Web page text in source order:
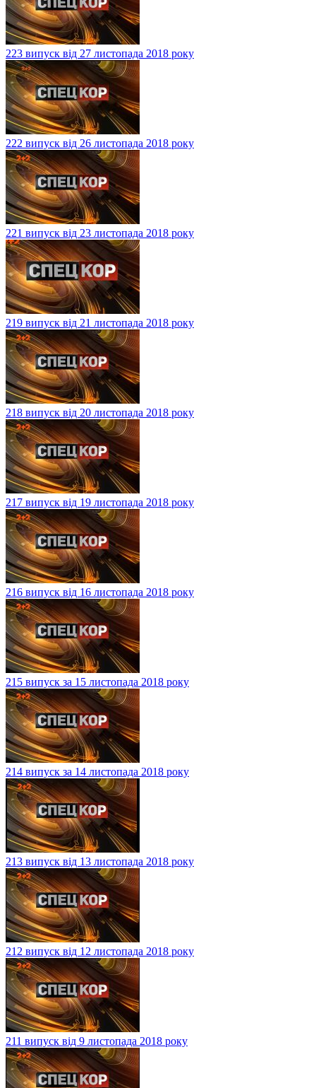
223 випуск від 27 листопада 2018 року
222 випуск від 26 листопада 2018 року
221 випуск від 23 листопада 2018 року
219 випуск від 21 листопада 2018 року
218 випуск від 20 листопада 2018 року
217 випуск від 19 листопада 2018 року
216 випуск від 16 листопада 2018 року
215 випуск за 15 листопада 2018 року
214 випуск за 14 листопада 2018 року
213 випуск від 13 листопада 2018 року
212 випуск від 12 листопада 2018 року
211 випуск від 9 листопада 2018 року